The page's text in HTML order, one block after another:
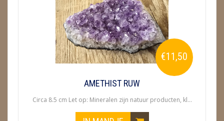
€11,50
AMETHIST RUW
Circa 8.5 cm Let op: Mineralen zijn natuur producten, kl...